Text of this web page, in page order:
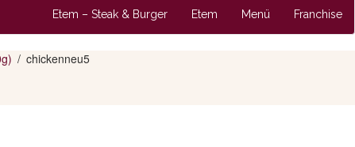
Etem – Steak & Burger Etem Menü Franchise
chickenneu5